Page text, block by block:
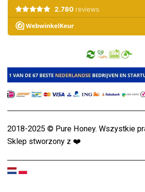
2018-2025 © Pure Honey. Wszystkie
Sklep stworzony z ❤️